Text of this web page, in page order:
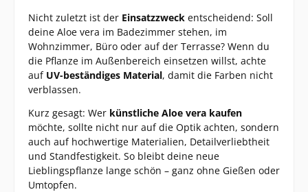
Nicht zuletzt ist der Einsatzzweck entscheidend: Soll
deine Aloe vera im Badezimmer stehen, im
Wohnzimmer, Büro oder auf der Terrasse? Wenn du
die Pflanze im Außenbereich einsetzen willst, achte
auf UV-beständiges Material, damit die Farben nicht
verblassen.
Kurz gesagt: Wer künstliche Aloe vera kaufen
möchte, sollte nicht nur auf die Optik achten, sondern
auch auf hochwertige Materialien, Detailverliebtheit
und Standfestigkeit. So bleibt deine neue
Lieblingspflanze lange schön – ganz ohne Gießen oder
Umtopfen.